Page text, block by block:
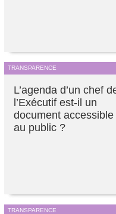
TRANSPARENCE
L’agenda d’un chef
l’Exécutif est-il un
document accessible
au public ?
TRANSPARENCE